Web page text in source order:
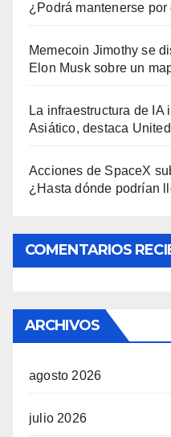
¿Podrá mantenerse
Memecoin Jimothy se
Elon Musk sobre un
La infraestructura de
Asiático, destaca
Acciones de SpaceX
¿Hasta dónde podrían
COMENTARIOS
ARCHIVOS
agosto 2026
julio 2026